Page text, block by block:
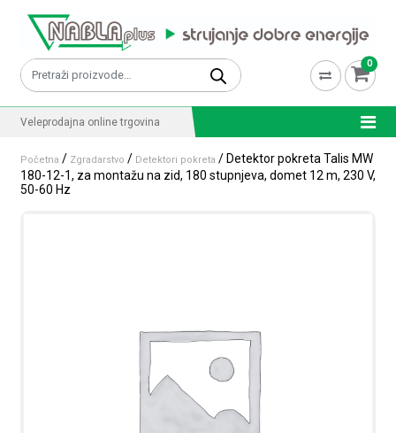
Pretraži: 0
Veleprodajna online trgovina
Početna / Zgradarstvo / Detektori pokreta / Detektor pokreta Talis MW
180-12-1, za montažu na zid, 180 stupnjeva, domet 12 m, 230 V,
50-60 Hz